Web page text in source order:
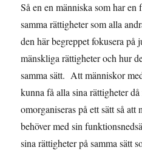
Så en en människa som har
samma rättigheter som alla
den här begreppet fokusera på
mänskliga rättigheter och hur
samma sätt. Att människor
kunna få alla sina rättigheter
omorganiseras på ett sätt så
behöver med sin
sina rättigheter på samma sätt